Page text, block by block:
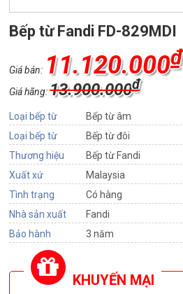
Bếp từ Fandi FD-829MDI
Giá bán: 11.120.000₫
Giá hãng:13.900.000₫
Loại bếp từ
Bếp từ âm
Loại bếp từ
Bếp từ đôi
Thương hiệu
Bếp từ Fandi
Xuất xứ
Malaysia
Tình trạng
Có hàng
Nhà sản xuất
Fandi
Bảo hành
3 năm
KHUYẾN MẠI